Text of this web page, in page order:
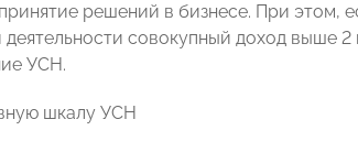
принятие решений в бизнесе. При
совокупный доход выше
УСН.
шкалу УСН